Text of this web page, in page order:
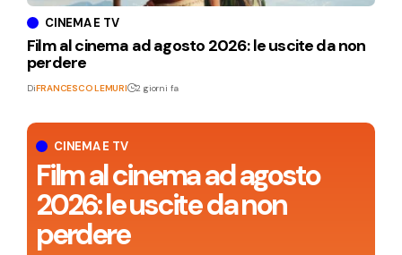
CINEMA E TV
Film al cinema ad agosto
2026: le uscite da non
perdere
CINEMA E TV
Film al cinema ad agosto 2026: le uscite da non
perdere
DiFRANCESCO LEMURI 2 giorni fa